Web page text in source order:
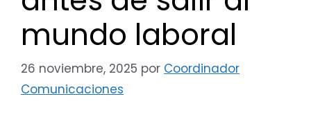
mundo laboral
26 noviembre, 2025 por Coordinador
Comunicaciones